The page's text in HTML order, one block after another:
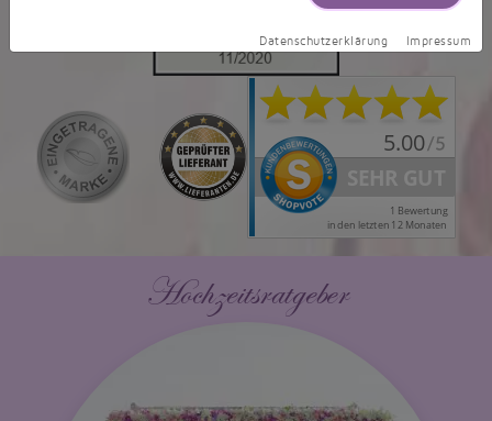
Hochzeitsratgeber
Datenschutzerklärung Impressum